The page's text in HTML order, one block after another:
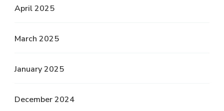
April 2025
March 2025
January 2025
December 2024